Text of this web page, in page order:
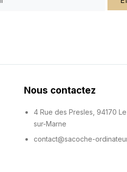
Nous contactez
4 Rue des Presles, 94170
sur-Marne
contact@sacoche-